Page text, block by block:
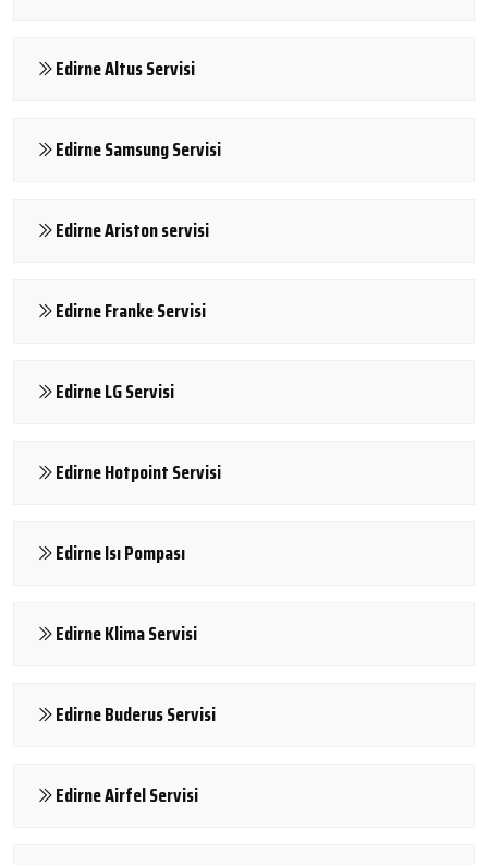
Edirne Altus Servisi
Edirne Samsung Servisi
Edirne Ariston servisi
Edirne Franke Servisi
Edirne LG Servisi
Edirne Hotpoint Servisi
Edirne Isı Pompası
Edirne Klima Servisi
Edirne Buderus Servisi
Edirne Airfel Servisi